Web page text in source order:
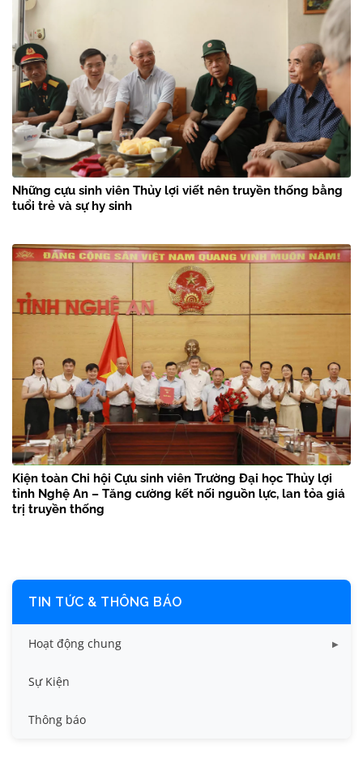
Những cựu sinh viên Thủy lợi viết nên truyền thống bằng
tuổi trẻ và sự hy sinh
Kiện toàn Chi hội Cựu sinh viên Trường Đại học Thủy lợi
tỉnh Nghệ An – Tăng cường kết nối nguồn lực, lan tỏa giá
trị truyền thống
TIN TỨC & THÔNG BÁO
Hoạt động chung
Tin công tác sinh viên
Tin đào tạo
Sự Kiện
Thông báo